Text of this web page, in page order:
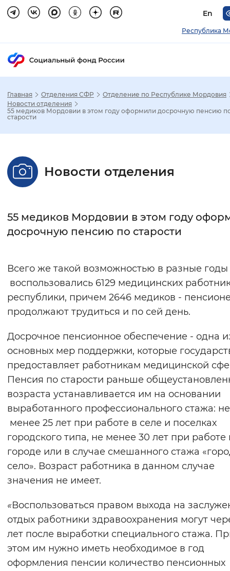
En
Республика
Стандартный Увеличенный
Без засечек С засечками
Нормальный Увеличенный
Цвет сайта
Монохромный Инверсивный
Синий фон
Изображения
Включены Выключены
Звуковой ассистент
Воспроизвести Остановить
Вернуть стандартные настройки
Главная Отделения СФР
Отделение по Республике Мордовия
Новости отделения
55 медиков Мордовии в этом году оформили досрочную пенсию
старости
Новости отделения
55 медиков Мордовии в этом году
досрочную пенсию по старости
Всего же такой возможностью в разные годы
воспользовались 6129 медицинских
республики, причем 2646 медиков -
продолжают трудиться и по сей день.
Досрочное пенсионное обеспечение - одна
основных мер поддержки, которые
предоставляет работникам медицинской
Пенсия по старости раньше
возраста устанавливается им на основании
выработанного профессионального стажа: не
менее 25 лет при работе в селе и поселках
городского типа, не менее 30 лет при работе
городе или в случае смешанного стажа
село». Возраст работника в данном случае
значения не имеет.
«Воспользоваться правом выхода на
отдых работники здравоохранения могут
лет после выработки специального стажа.
этом им нужно иметь необходимое в год
оформления пенсии количество пенсионных